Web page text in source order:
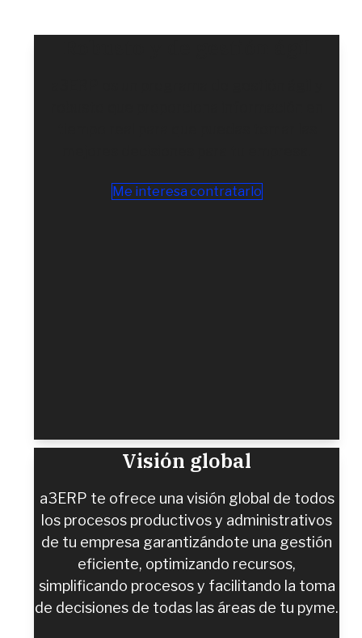
Me interesa contratarlo
Visión global
a3ERP te ofrece una visión global de todos
los procesos productivos y administrativos
de tu empresa garantizándote una gestión
eficiente, optimizando recursos,
simplificando procesos y facilitando la toma
de decisiones de todas las áreas de tu pyme.